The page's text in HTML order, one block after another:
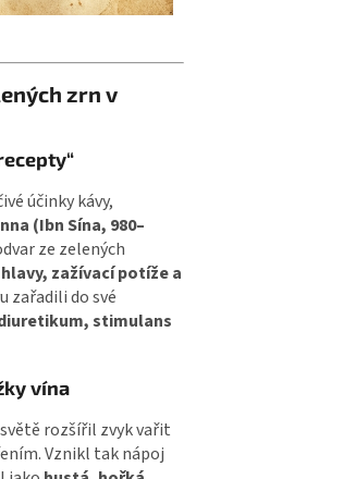
zrn v
účinky kávy,
(Ibn Sína, 980–
ze zelených
zažívací potíže a
zařadili do své
stimulans
vína
rozšířil zvyk vařit
Vznikl tak nápoj